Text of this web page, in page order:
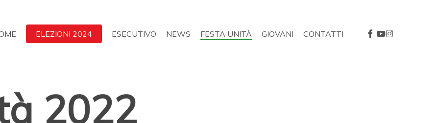
ELEZIONI 2024 ESECUTIVO NEWS FESTA UNITÀ GIOVANI CONTATTI FACEBOOK
YOUTUBE
INSTAGRAM
2022